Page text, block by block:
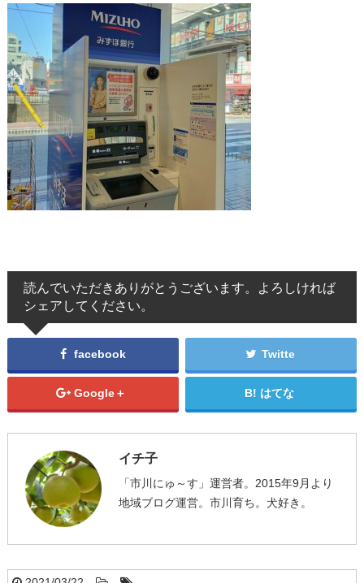
読んでいただきありがとうございます。よろしければ
シェアしてください。
facebook Twitte
Google＋ はてな
イチ子
「市川にゅ～す」運営者。2015年9月より
地域ブログ運営。市川育ち。犬好き。